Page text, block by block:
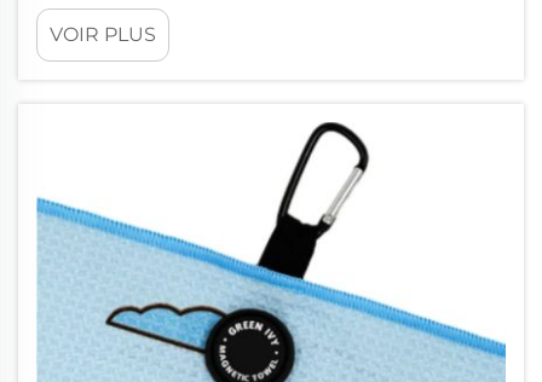
clubs de golf constituent un excellent choix.
Ces serviettes ne sont pas seulement utiles
aux golfeurs, mais constituent également des
wxivytextile, nous nous spécialisons dans la
fabrication OEM et ODM, ce qui nous permet
de concevoir des serviettes sur mesure
correspondant à vos…
VOIR PLUS